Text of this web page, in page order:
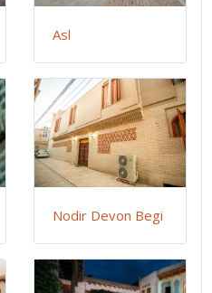
Asl
Nodir Devon Begi